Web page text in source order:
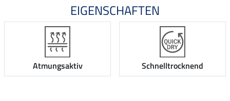
EIGENSCHAFTEN
Atmungsaktiv Schnelltrocknend